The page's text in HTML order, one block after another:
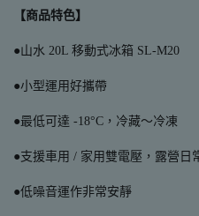
【商品特色】
●山水 20L 移動式冰箱 SL-M20
●小型運用好攜帶
●最低可達 -18°C，冷藏～冷凍
●支援車用 / 家用雙電壓，露營日
●低噪音運作非常安靜